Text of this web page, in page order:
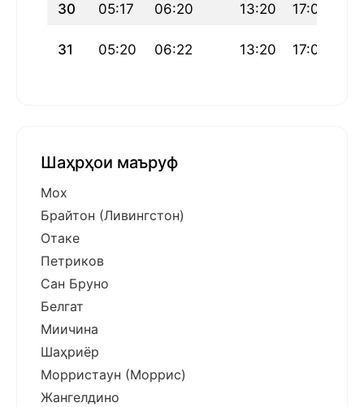
30 05:17 06:20 13:20 17:06
31 05:20 06:22 13:20 17:04
Шаҳрҳои маъруф
Мох
Брайтон (Ливингстон)
Отаке
Петриков
Сан Бруно
Белгат
Миичина
Шаҳриёр
Морристаун (Моррис)
Жангелдино